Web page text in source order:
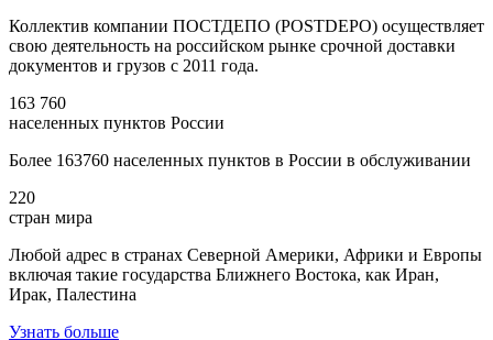
Коллектив компании ПОСТДЕПО (POSTDEPO) осуществляет
свою деятельность на российском рынке срочной доставки
документов и грузов с 2011 года.
163 760
населенных пунктов России
Более 163760 населенных пунктов в России в обслуживании
220
стран мира
Любой адрес в странах Северной Америки, Африки и Европы
включая такие государства Ближнего Востока, как Иран,
Ирак, Палестина
Узнать больше